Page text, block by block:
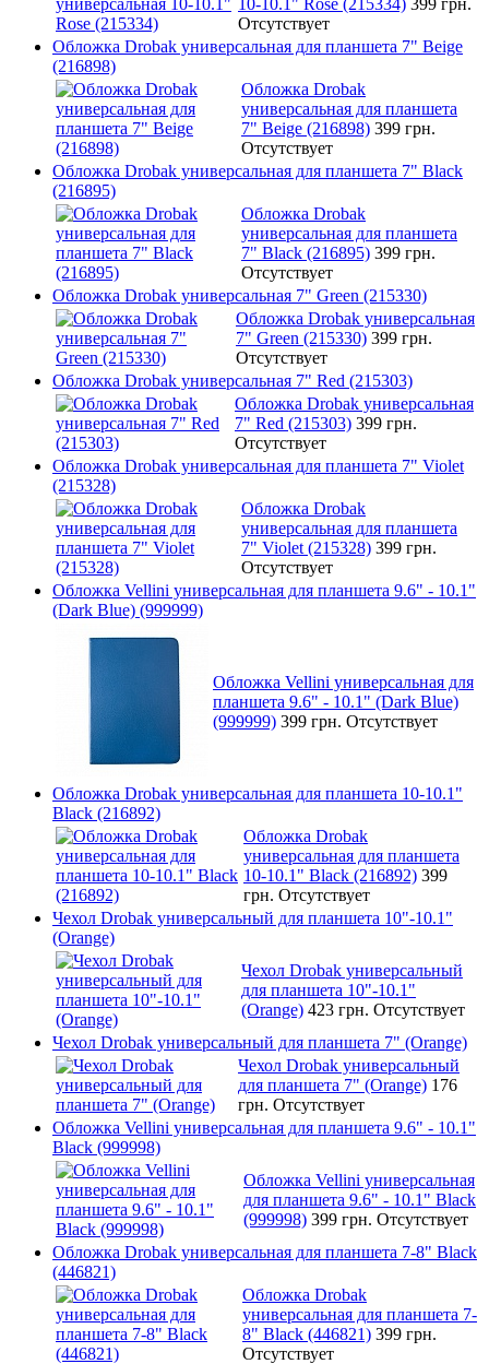
Отсутствует
Обложка Drobak универсальная для планшета 7" Beige
(216898)
Обложка Drobak
универсальная для планшета
7" Beige (216898) 399 грн.
Отсутствует
Обложка Drobak универсальная для планшета 7" Black
(216895)
Обложка Drobak
универсальная для планшета
7" Black (216895) 399 грн.
Отсутствует
Обложка Drobak универсальная 7" Green (215330)
Обложка Drobak универсальная
7" Green (215330) 399 грн.
Отсутствует
Обложка Drobak универсальная 7" Red (215303)
Обложка Drobak универсальная
7" Red (215303) 399 грн.
Отсутствует
Обложка Drobak универсальная для планшета 7" Violet
(215328)
Обложка Drobak
универсальная для планшета
7" Violet (215328) 399 грн.
Отсутствует
Обложка Vellini универсальная для планшета 9.6" - 10.1"
(Dark Blue) (999999)
Обложка Vellini универсальная для
планшета 9.6" - 10.1" (Dark Blue)
(999999) 399 грн. Отсутствует
Обложка Drobak универсальная для планшета 10-10.1"
Black (216892)
Обложка Drobak
универсальная для планшета
10-10.1" Black (216892) 399
грн. Отсутствует
Чехол Drobak универсальный для планшета 10"-10.1"
(Orange)
Чехол Drobak универсальный
для планшета 10"-10.1"
(Orange) 423 грн. Отсутствует
Чехол Drobak универсальный для планшета 7" (Orange)
Чехол Drobak универсальный
для планшета 7" (Orange) 176
грн. Отсутствует
Обложка Vellini универсальная для планшета 9.6" - 10.1"
Black (999998)
Обложка Vellini универсальная
для планшета 9.6" - 10.1" Black
(999998) 399 грн. Отсутствует
Обложка Drobak универсальная для планшета 7-8" Black
(446821)
Обложка Drobak
универсальная для планшета 7-
8" Black (446821) 399 грн.
Отсутствует